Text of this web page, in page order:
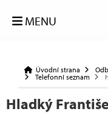
MENU
Úvodní strana
Telefonní seznam
Hladký